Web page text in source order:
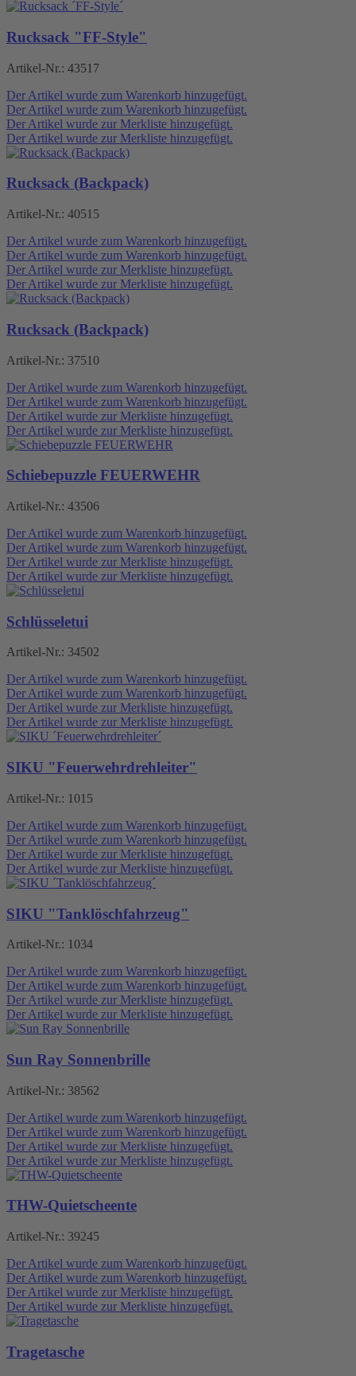
Rucksack "FF-Style"
Artikel-Nr.: 43517
Der Artikel wurde zum Warenkorb hinzugefügt.
Der Artikel wurde zum Warenkorb hinzugefügt.
Der Artikel wurde zur Merkliste hinzugefügt.
Der Artikel wurde zur Merkliste hinzugefügt.
Rucksack (Backpack)
Artikel-Nr.: 40515
Der Artikel wurde zum Warenkorb hinzugefügt.
Der Artikel wurde zum Warenkorb hinzugefügt.
Der Artikel wurde zur Merkliste hinzugefügt.
Der Artikel wurde zur Merkliste hinzugefügt.
Rucksack (Backpack)
Artikel-Nr.: 37510
Der Artikel wurde zum Warenkorb hinzugefügt.
Der Artikel wurde zum Warenkorb hinzugefügt.
Der Artikel wurde zur Merkliste hinzugefügt.
Der Artikel wurde zur Merkliste hinzugefügt.
Schiebepuzzle FEUERWEHR
Artikel-Nr.: 43506
Der Artikel wurde zum Warenkorb hinzugefügt.
Der Artikel wurde zum Warenkorb hinzugefügt.
Der Artikel wurde zur Merkliste hinzugefügt.
Der Artikel wurde zur Merkliste hinzugefügt.
Schlüsseletui
Artikel-Nr.: 34502
Der Artikel wurde zum Warenkorb hinzugefügt.
Der Artikel wurde zum Warenkorb hinzugefügt.
Der Artikel wurde zur Merkliste hinzugefügt.
Der Artikel wurde zur Merkliste hinzugefügt.
SIKU "Feuerwehrdrehleiter"
Artikel-Nr.: 1015
Der Artikel wurde zum Warenkorb hinzugefügt.
Der Artikel wurde zum Warenkorb hinzugefügt.
Der Artikel wurde zur Merkliste hinzugefügt.
Der Artikel wurde zur Merkliste hinzugefügt.
SIKU "Tanklöschfahrzeug"
Artikel-Nr.: 1034
Der Artikel wurde zum Warenkorb hinzugefügt.
Der Artikel wurde zum Warenkorb hinzugefügt.
Der Artikel wurde zur Merkliste hinzugefügt.
Der Artikel wurde zur Merkliste hinzugefügt.
Sun Ray Sonnenbrille
Artikel-Nr.: 38562
Der Artikel wurde zum Warenkorb hinzugefügt.
Der Artikel wurde zum Warenkorb hinzugefügt.
Der Artikel wurde zur Merkliste hinzugefügt.
Der Artikel wurde zur Merkliste hinzugefügt.
THW-Quietscheente
Artikel-Nr.: 39245
Der Artikel wurde zum Warenkorb hinzugefügt.
Der Artikel wurde zum Warenkorb hinzugefügt.
Der Artikel wurde zur Merkliste hinzugefügt.
Der Artikel wurde zur Merkliste hinzugefügt.
Tragetasche